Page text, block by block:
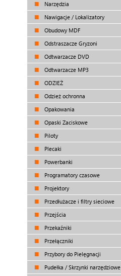
Narzędzia
Nawigacje / Lokalizatory
Obudowy MDF
Odstraszacze Gryzoni
Odtwarzacze DVD
Odtwarzacze MP3
ODZIEŻ
Odzież ochronna
Opakowania
Opaski Zaciskowe
Piloty
Plecaki
Powerbanki
Programatory czasowe
Projektory
Przedłużacze i filtry sieciowe
Przejścia
Przekaźniki
Przełączniki
Przybory do Pielęgnacji
Pudełka / Skrzynki narzędziowe